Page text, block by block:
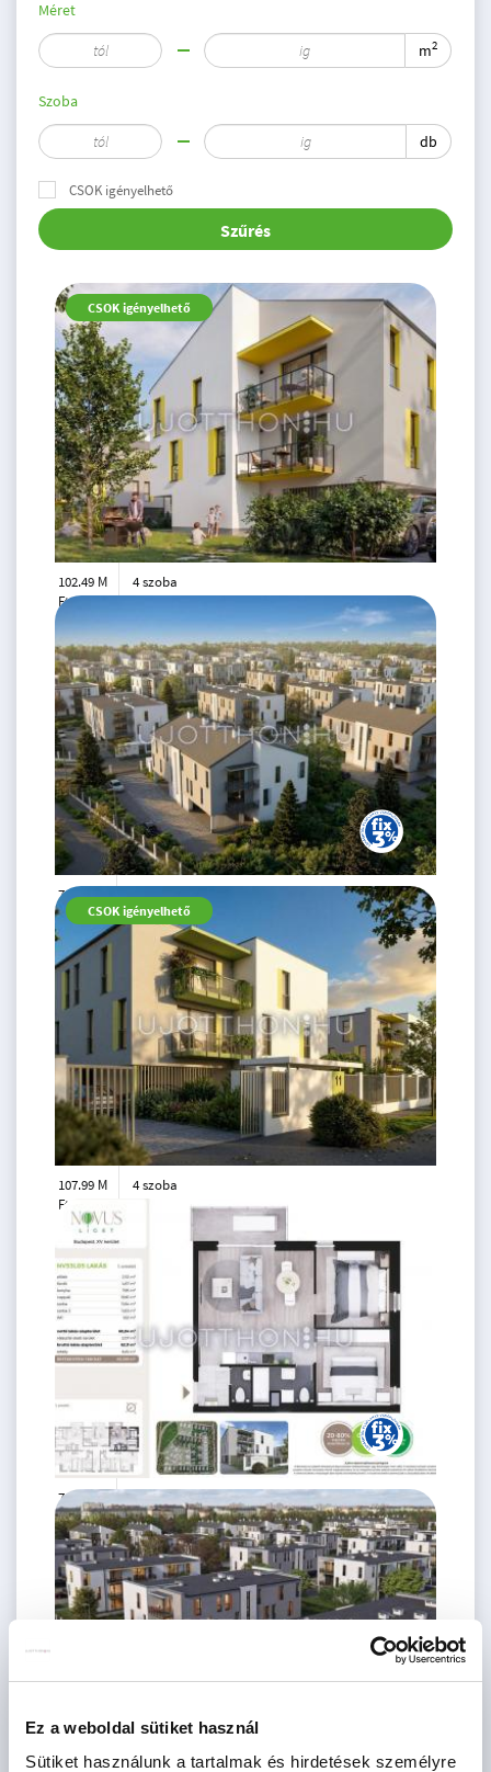
Ez a weboldal sütiket használ
Sütiket használunk a tartalmak és hirdetések személyre
Méret
m2
Szoba
db
CSOK igényelhető
Szűrés
CSOK igényelhető
102.49 M
Ft
78 m
4 szoba
földszint
78.99 M
Ft
60 m
3 szoba
1. emelet
CSOK igényelhető
107.99 M
Ft
75 m2
4 szoba
78.99 M
Ft
60 m
3 szoba
1. emelet